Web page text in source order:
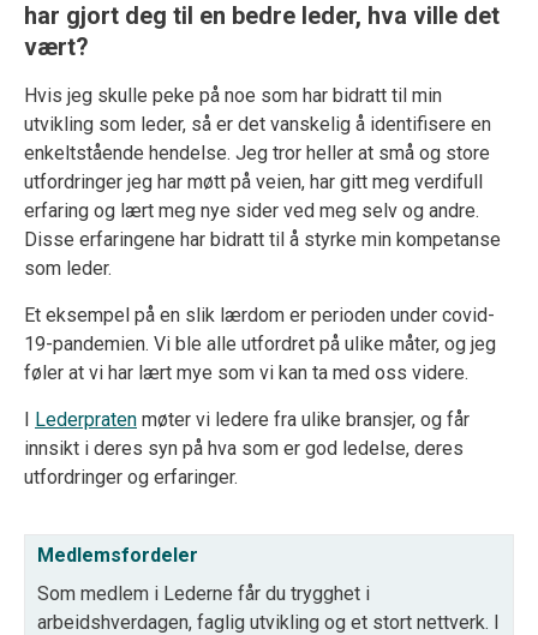
har gjort deg til en bedre leder, hva ville det
vært?
Hvis jeg skulle peke på noe som har bidratt til min
utvikling som leder, så er det vanskelig å identifisere en
enkeltstående hendelse. Jeg tror heller at små og store
utfordringer jeg har møtt på veien, har gitt meg verdifull
erfaring og lært meg nye sider ved meg selv og andre.
Disse erfaringene har bidratt til å styrke min kompetanse
som leder.
Et eksempel på en slik lærdom er perioden under covid-
19-pandemien. Vi ble alle utfordret på ulike måter, og jeg
føler at vi har lært mye som vi kan ta med oss videre.
I Lederpraten møter vi ledere fra ulike bransjer, og får
innsikt i deres syn på hva som er god ledelse, deres
utfordringer og erfaringer.
Medlemsfordeler
Som medlem i Lederne får du trygghet i
arbeidshverdagen, faglig utvikling og et stort nettverk. I